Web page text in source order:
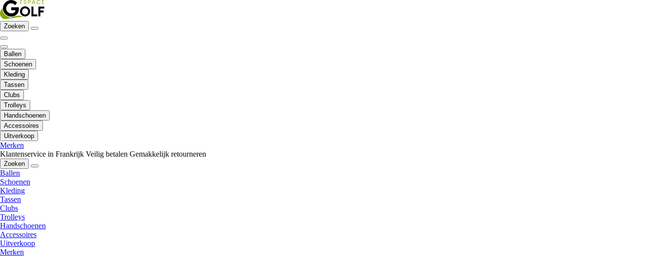
Zoeken
Ballen
Schoenen
Kleding
Tassen
Clubs
Trolleys
Handschoenen
Accessoires
Uitverkoop
Merken
Klantenservice in Frankrijk Veilig betalen Gemakkelijk retourneren
Zoeken
Ballen
Schoenen
Kleding
Tassen
Clubs
Trolleys
Handschoenen
Accessoires
Uitverkoop
Merken